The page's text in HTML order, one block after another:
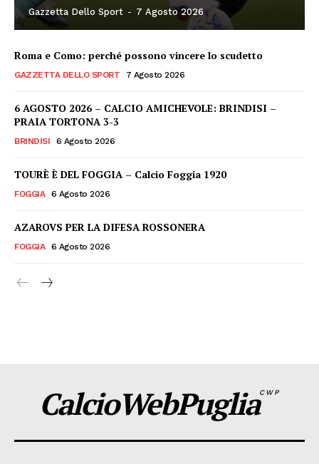
Gazzetta Dello Sport - 7 Agosto 2026
Roma e Como: perché possono vincere lo scudetto
GAZZETTA DELLO SPORT 7 Agosto 2026
6 AGOSTO 2026 – CALCIO AMICHEVOLE: BRINDISI –
PRAIA TORTONA 3-3
BRINDISI 6 Agosto 2026
TOURÈ È DEL FOGGIA – Calcio Foggia 1920
FOGGIA 6 Agosto 2026
AZAROVS PER LA DIFESA ROSSONERA
FOGGIA 6 Agosto 2026
CalcioWebPugliaCWP